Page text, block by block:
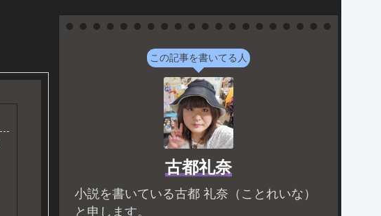
この記事を書いてる人
古都礼奈
小説を書いている古都 礼奈（ことれいな）
と申します。